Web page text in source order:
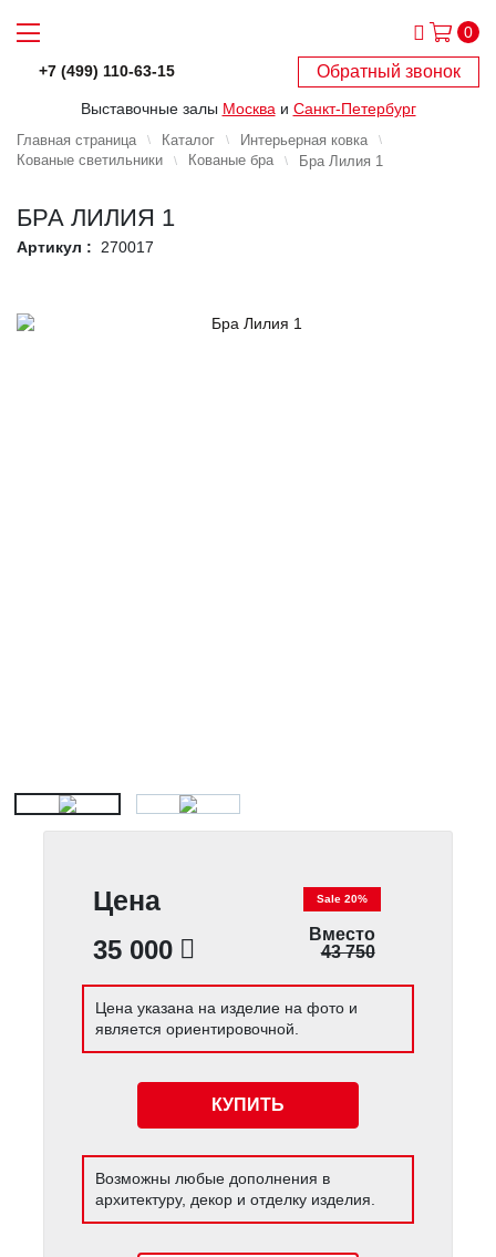
0
+7 (499) 110-63-15 Обратный звонок
Выставочные залы Москва и Санкт-Петербург
Главная страница Каталог
Интерьерная ковка
Кованые светильники
Кованые бра Бра Лилия 1
БРА ЛИЛИЯ 1
Артикул : 270017
Цена
35 000
Sale 20%
Вместо
43 750
Цена указана на изделие на фото и
является ориентировочной.
КУПИТЬ
Возможны любые дополнения в
архитектуру, декор и отделку изделия.